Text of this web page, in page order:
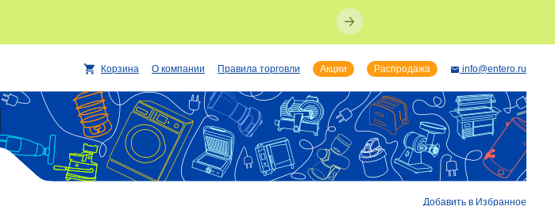
Добавить в Избранное
Корзина О компании Правила торговли Акции Распродажа info@entero.ru